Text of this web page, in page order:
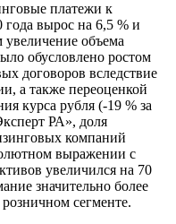
платежи к
вырос на 6,5 % и
объема
обусловлено ростом
договоров вследствие
а также переоценкой
курса рубля (-19 % за
РА», доля
компаний
выражении с
увеличился на 70
значительно более
сегменте.